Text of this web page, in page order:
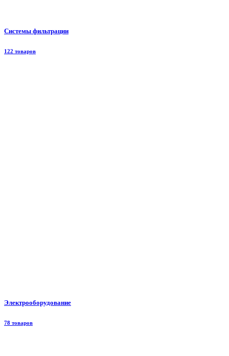
Системы фильтрации
122 товаров
Электрооборудование
78 товаров